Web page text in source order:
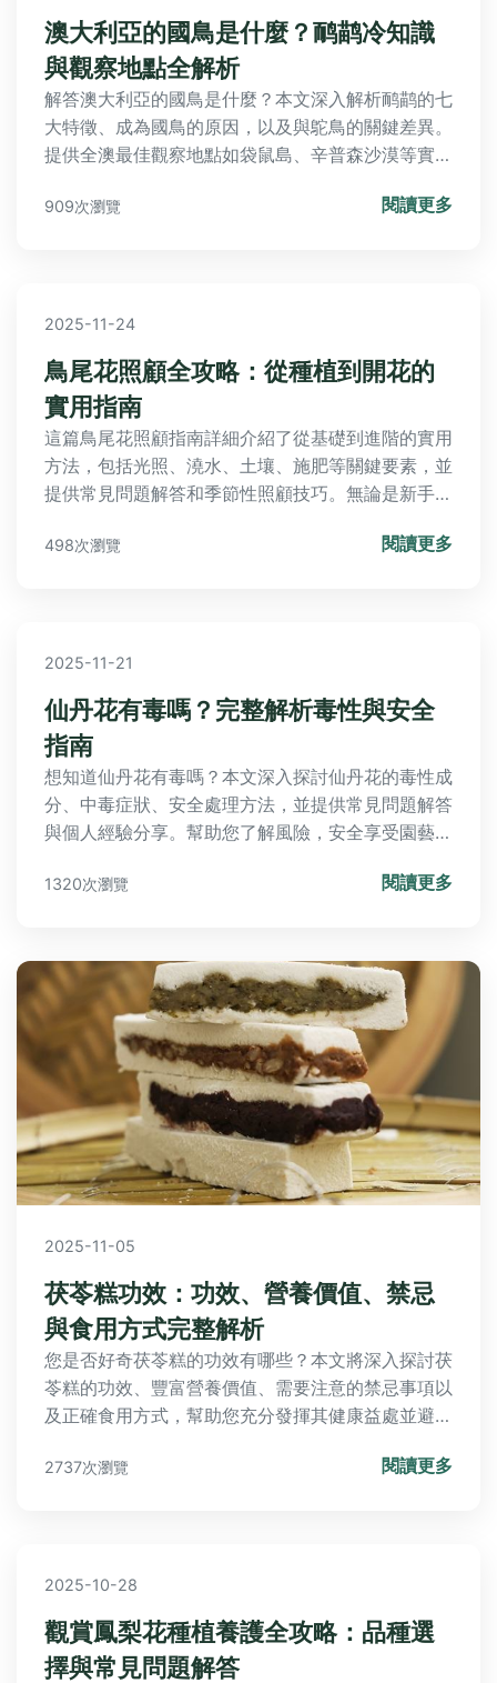
澳大利亞的國鳥是什麼？鸸鹋冷知識
與觀察地點全解析
解答澳大利亞的國鳥是什麼？本文深入解析鸸鹋的七
大特徵、成為國鳥的原因，以及與鴕鳥的關鍵差異。
提供全澳最佳觀察地點如袋鼠島、辛普森沙漠等實用
價值。文末附常見問答與安全互動指南，帶你全方位
909次瀏覽 閱讀更多
2025-11-24
鳥尾花照顧全攻略：從種植到開花的
實用指南
這篇鳥尾花照顧指南詳細介紹了從基礎到進階的實用
方法，包括光照、澆水、土壤、施肥等關鍵要素，並
提供常見問題解答和季節性照顧技巧。無論是新手還
答案，讓你的花園充滿熱帶風情。
498次瀏覽 閱讀更多
2025-11-21
仙丹花有毒嗎？完整解析毒性與安全
指南
想知道仙丹花有毒嗎？本文深入探討仙丹花的毒性成
分、中毒症狀、安全處理方法，並提供常見問題解答
與個人經驗分享。幫助您了解風險，安全享受園藝樂
1320次瀏覽 閱讀更多
2025-11-05
茯苓糕功效：功效、營養價值、禁忌
與食用方式完整解析
您是否好奇茯苓糕的功效有哪些？本文將深入探討茯
苓糕的功效、豐富營養價值、需要注意的禁忌事項以
及正確食用方式，幫助您充分發揮其健康益處並避免
這款傳統點心。
2737次瀏覽 閱讀更多
2025-10-28
觀賞鳳梨花種植養護全攻略：品種選
擇與常見問題解答